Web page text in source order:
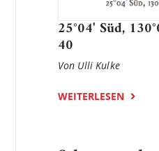
25°04' Süd,
40
Von Ulli Kulke
WEITERLESEN